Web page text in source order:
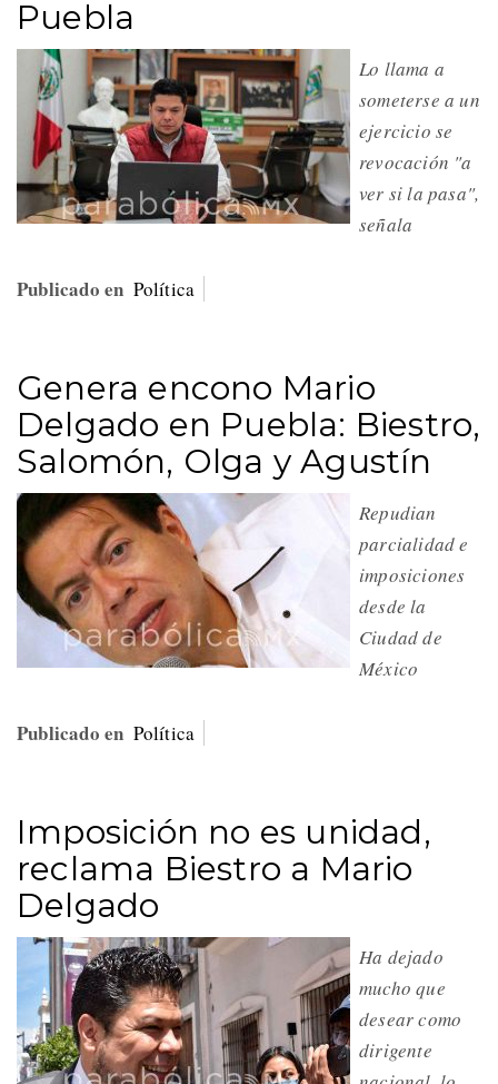
Puebla
Lo llama a
someterse a un
ejercicio se
revocación "a
ver si la pasa",
señala
Publicado en Política
Genera encono Mario
Delgado en Puebla: Biestro,
Salomón, Olga y Agustín
Repudian
parcialidad e
imposiciones
desde la
Ciudad de
México
Publicado en Política
Imposición no es unidad,
reclama Biestro a Mario
Delgado
Ha dejado
mucho que
desear como
dirigente